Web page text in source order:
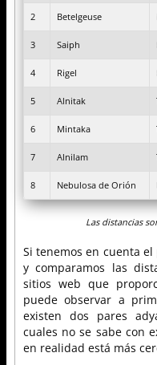
2 Betelgeuse
3 Saiph
4 Rigel
5 Alnitak
6 Mintaka
7 Alnilam
8 Nebulosa de Orión
Las distancias
Si tenemos en cuenta
y comparamos las
sitios web que
puede observar a
existen dos pares
cuales no se sabe con
en realidad está más